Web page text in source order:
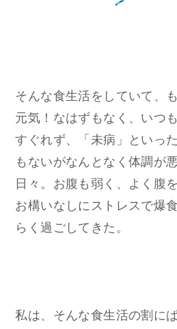
そんな食生活をしていて、
元気！なはずもなく、いつ
すぐれず、「未病」といっ
もないがなんとなく体調が
日々。お腹も弱く、よく腹
お構いなしにストレスで爆
らく過ごしてきた。
私は、そんな食生活の割に